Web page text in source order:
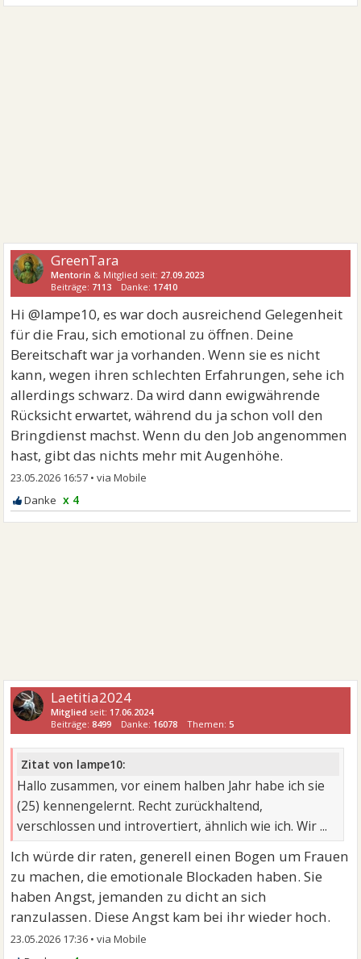
GreenTara
Mentorin & Mitglied seit: 27.09.2023
Beiträge: 7113 Danke: 17410
Hi @lampe10, es war doch ausreichend Gelegenheit
für die Frau, sich emotional zu öffnen. Deine
Bereitschaft war ja vorhanden. Wenn sie es nicht
kann, wegen ihren schlechten Erfahrungen, sehe ich
allerdings schwarz. Da wird dann ewigwährende
Rücksicht erwartet, während du ja schon voll den
Bringdienst machst. Wenn du den Job angenommen
hast, gibt das nichts mehr mit Augenhöhe.
23.05.2026 16:57 •
x 4
Laetitia2024
Mitglied seit: 17.06.2024
Beiträge:8499 Danke: 16078 Themen:5
Zitat von lampe10:
Hallo zusammen, vor einem halben Jahr habe ich sie
(25) kennengelernt. Recht zurückhaltend,
verschlossen und introvertiert, ähnlich wie ich. Wir ...
Ich würde dir raten, generell einen Bogen um Frauen
zu machen, die emotionale Blockaden haben. Sie
haben Angst, jemanden zu dicht an sich
ranzulassen. Diese Angst kam bei ihr wieder hoch.
23.05.2026 17:36 •